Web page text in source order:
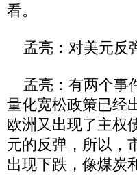
看。
孟亮：对美元反
孟亮：有两个事
量化宽松政策已经
欧洲又出现了主权
元的反弹，所以，
出现下跌，像煤炭